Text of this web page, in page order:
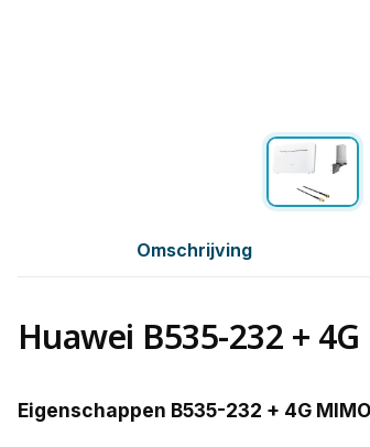
Omschrijving
Huawei B535-232 +
Eigenschappen B535-232 + 4G